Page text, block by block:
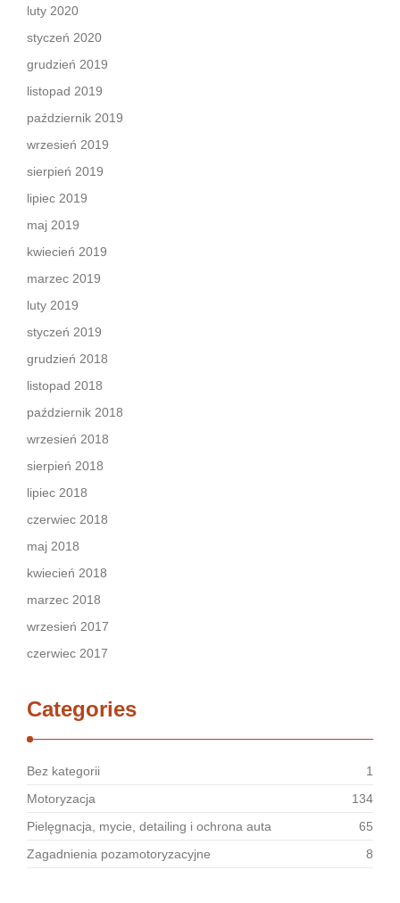
luty 2020
styczeń 2020
grudzień 2019
listopad 2019
październik 2019
wrzesień 2019
sierpień 2019
lipiec 2019
maj 2019
kwiecień 2019
marzec 2019
luty 2019
styczeń 2019
grudzień 2018
listopad 2018
październik 2018
wrzesień 2018
sierpień 2018
lipiec 2018
czerwiec 2018
maj 2018
kwiecień 2018
marzec 2018
wrzesień 2017
czerwiec 2017
Categories
Bez kategorii
1
Motoryzacja
134
Pielęgnacja, mycie, detailing i ochrona auta
65
Zagadnienia pozamotoryzacyjne
8